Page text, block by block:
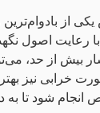
از بادوام‌ترین
رعایت اصول
بیش از حد،
خرابی نیز
شود تا به